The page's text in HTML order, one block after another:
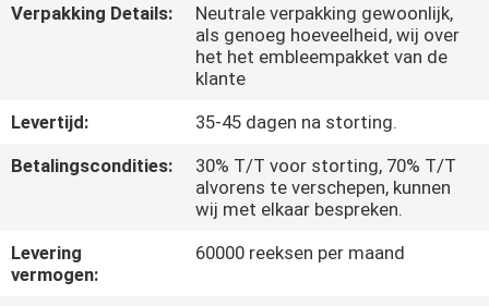
VRAAG
SITEMAP
PRIVACYBELEID
Verpakking Details:
Neutrale verpakking gewoonlijk,
als genoeg hoeveelheid, wij over
het het embleempakket van de
klante
Levertijd:
35-45 dagen na storting.
Betalingscondities:
30% T/T voor storting, 70% T/T
alvorens te verschepen, kunnen
wij met elkaar bespreken.
Levering
vermogen:
60000 reeksen per maand